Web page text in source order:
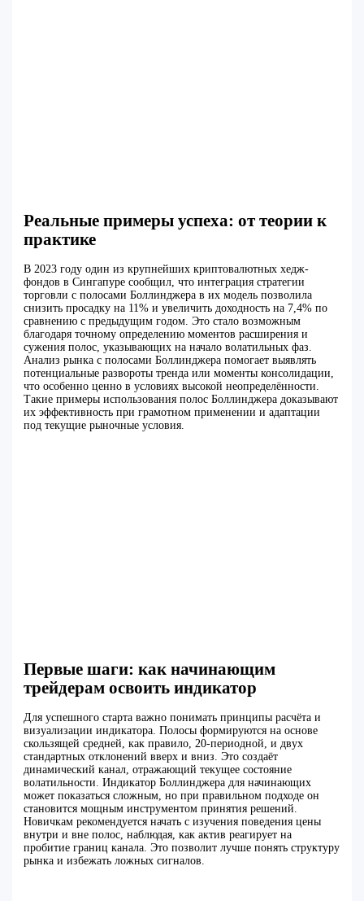
Реальные примеры успеха: от теории к
практике
В 2023 году один из крупнейших криптовалютных хедж-
фондов в Сингапуре сообщил, что интеграция стратегии
торговли с полосами Боллинджера в их модель позволила
снизить просадку на 11% и увеличить доходность на 7,4% по
сравнению с предыдущим годом. Это стало возможным
благодаря точному определению моментов расширения и
сужения полос, указывающих на начало волатильных фаз.
Анализ рынка с полосами Боллинджера помогает выявлять
потенциальные развороты тренда или моменты консолидации,
что особенно ценно в условиях высокой неопределённости.
Такие примеры использования полос Боллинджера доказывают
их эффективность при грамотном применении и адаптации
под текущие рыночные условия.
Первые шаги: как начинающим
трейдерам освоить индикатор
Для успешного старта важно понимать принципы расчёта и
визуализации индикатора. Полосы формируются на основе
скользящей средней, как правило, 20-периодной, и двух
стандартных отклонений вверх и вниз. Это создаёт
динамический канал, отражающий текущее состояние
волатильности. Индикатор Боллинджера для начинающих
может показаться сложным, но при правильном подходе он
становится мощным инструментом принятия решений.
Новичкам рекомендуется начать с изучения поведения цены
внутри и вне полос, наблюдая, как актив реагирует на
пробитие границ канала. Это позволит лучше понять структуру
рынка и избежать ложных сигналов.